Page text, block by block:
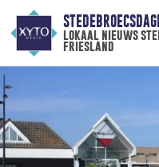
lokaal nieuws
friesland